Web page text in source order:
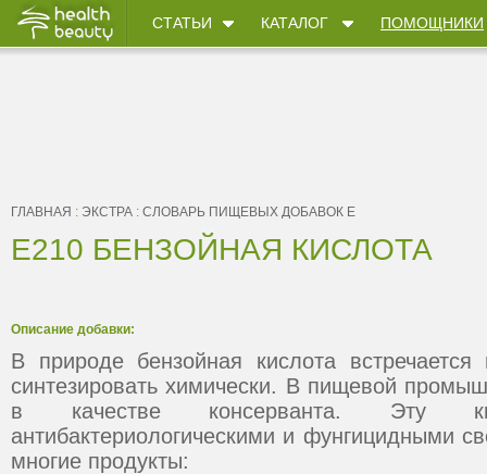
СТАТЬИ КАТАЛОГ ПОМОЩНИКИ
ГЛАВНАЯ : ЭКСТРА : СЛОВАРЬ ПИЩЕВЫХ ДОБАВОК Е
E210 БЕНЗОЙНАЯ КИСЛОТА
Описание добавки:
В природе бензойная кислота
синтезировать химически. В пищевой
в качестве консерванта. Эту
антибактериологическими и фунгицидными
многие продукты: